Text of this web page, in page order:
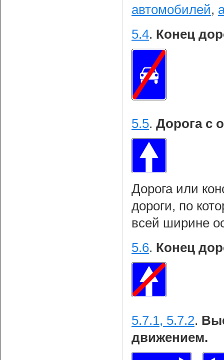
автомобилей,
5.4. Конец
5.5. Дорога с
Дорога или
дороги, по
всей ширине
5.6. Конец
5.7.1, 5.7.2.
движением.